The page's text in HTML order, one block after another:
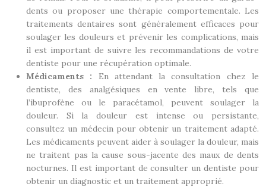
dents ou proposer une thérapie comportementale. Les
traitements dentaires sont généralement efficaces pour
soulager les douleurs et prévenir les complications, mais
il est important de suivre les recommandations de votre
dentiste pour une récupération optimale.
Médicaments : En attendant la consultation chez le
dentiste, des analgésiques en vente libre, tels que
l’ibuprofène ou le paracétamol, peuvent soulager la
douleur. Si la douleur est intense ou persistante,
consultez un médecin pour obtenir un traitement adapté.
Les médicaments peuvent aider à soulager la douleur, mais
ne traitent pas la cause sous-jacente des maux de dents
nocturnes. Il est important de consulter un dentiste pour
obtenir un diagnostic et un traitement approprié.